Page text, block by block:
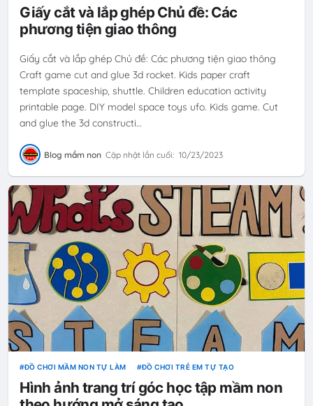
Giấy cắt và lắp ghép Chủ đề: Các
phương tiện giao thông
Giấy cắt và lắp ghép Chủ đề: Các phương tiện giao thông
Craft game cut and glue 3d rocket. Kids paper craft
template spaceship, shuttle. Children education activity
printable page. DIY model space toys ufo. Kids game. Cut
and glue the 3d constructi…
Blog mầm non Cập nhật lần cuối: 10/23/2023
ĐỒ CHƠI MẦM NON TỰ LÀM ĐỒ CHƠI TRẺ EM TỰ TẠO
Hình ảnh trang trí góc học tập mầm non